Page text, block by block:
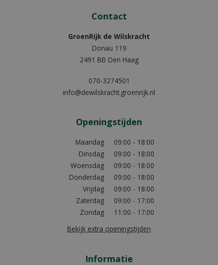
Contact
GroenRijk de Wilskracht
Donau 119
2491 BB Den Haag
070-3274501
info@dewilskracht.groenrijk.nl
Openingstijden
Maandag
09:00 - 18:00
Dinsdag
09:00 - 18:00
Woensdag
09:00 - 18:00
Donderdag
09:00 - 18:00
Vrijdag
09:00 - 18:00
Zaterdag
09:00 - 17:00
Zondag
11:00 - 17:00
Bekijk extra openingstijden
Informatie